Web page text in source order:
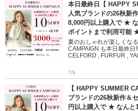
本日最終日【 HAPPY
人気ブランドの26秋新
8,000円以上購入で ★
ポイントまで利用可能
夏のおしゃれが楽しくな
CAMPAIGN も本日最終日
CELFORD , FURFUR ,
7/6
【 HAPPY SUMMER
ブランドの26秋新作＆
円以上購入で ★ なんと